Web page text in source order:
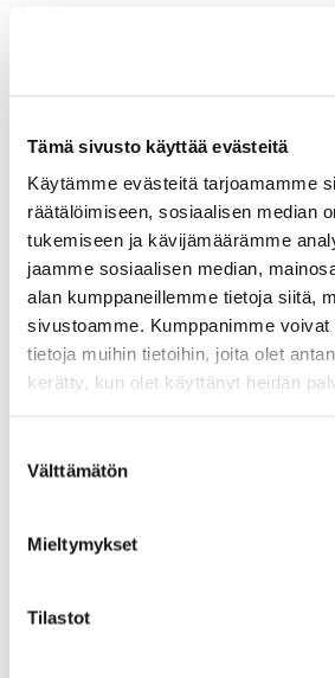
Tämä sivusto käyttää evästeitä
Käytämme evästeitä tarjoamamme
räätälöimiseen, sosiaalisen median
tukemiseen ja kävijämäärämme
jaamme sosiaalisen median,
alan kumppaneillemme tietoja siitä,
sivustoamme. Kumppanimme voivat
tietoja muihin tietoihin, joita olet
kerätty, kun olet käyttänyt heidän
valinta
Välttämätön
Mieltymykset
Tilastot
Arviointikertomus 2022
2022 Talousarvio